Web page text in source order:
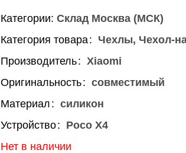
Категории: Склад Москва (МСК)
Категория товара
Чехлы, Чехол-
Производитель Xiaomi
Оригинальность совместимый
Материал силикон
Устройство
Poco X4
Нет в наличии